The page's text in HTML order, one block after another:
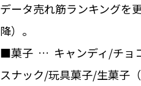
データ売れ筋ランキングを
降）。
■菓子 … キャンディ/チョ
スナック/玩具菓子/生菓子